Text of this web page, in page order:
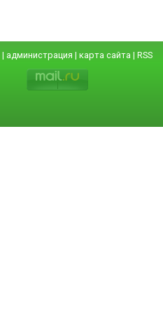
| администрация | карта сайта | RSS